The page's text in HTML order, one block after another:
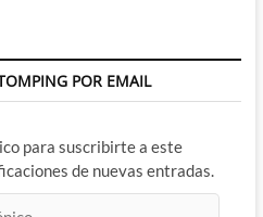
POR EMAIL
para suscribirte a este
de nuevas entradas.